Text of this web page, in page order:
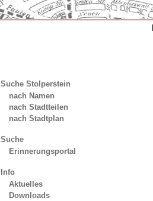
Suche Stolperstein
nach Namen
nach Stadtteilen
nach Stadtplan
Suche
Erinnerungsportal
Info
Aktuelles
Downloads